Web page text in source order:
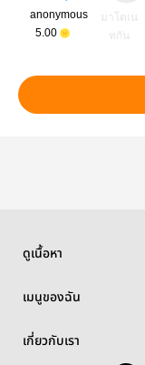
anonymous
5.00
มาโดเน
ทกัน
ดูเนื้อหา
เมนูของฉัน
เกี่ยวกับเรา